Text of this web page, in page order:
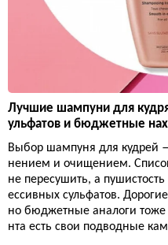
Лучшие шампуни для
ульфатов и бюджетные
Выбор шампуня для кудрей
нением и очищением.
не пересушить, а
ессивных сульфатов.
но бюджетные аналоги тоже
нта есть свои подводные